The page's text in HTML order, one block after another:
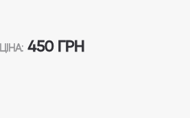
ЦІНА: 450 ГРН